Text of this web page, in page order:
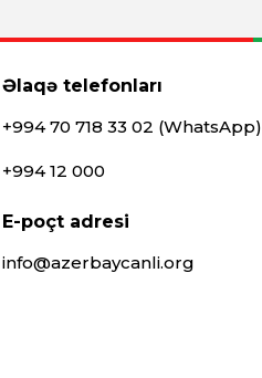
Əlaqə telefonları
+994 70 718 33 02 (WhatsApp)
+994 12 000
E-poçt adresi
info@azerbaycanli.org